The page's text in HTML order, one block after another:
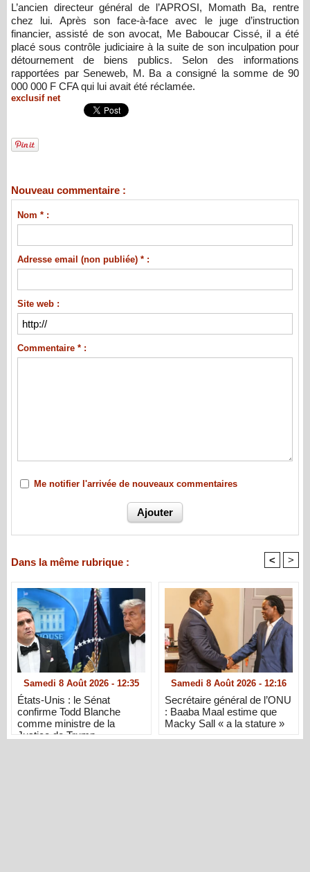
L’ancien directeur général de l’APROSI, Momath Ba, rentre
chez lui. Après son face-à-face avec le juge d’instruction
financier, assisté de son avocat, Me Baboucar Cissé, il a été
placé sous contrôle judiciaire à la suite de son inculpation pour
détournement de biens publics. Selon des informations
rapportées par Seneweb, M. Ba a consigné la somme de 90
000 000 F CFA qui lui avait été réclamée.
exclusif net
Nouveau commentaire :
Nom * :
Adresse email (non publiée) * :
Site web :
Commentaire * :
Me notifier l'arrivée de nouveaux commentaires
Dans la même rubrique : < >
Samedi 8 Août 2026 - 12:35
États-Unis : le Sénat
confirme Todd Blanche
comme ministre de la
Justice de Trump
Samedi 8 Août 2026 - 12:16
Secrétaire général de l’ONU
: Baaba Maal estime que
Macky Sall « a la stature »